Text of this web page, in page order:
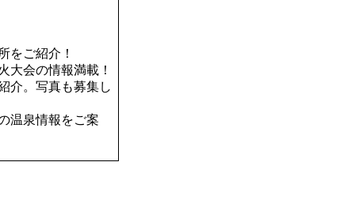
をご紹介！
大会の情報満載！
介。写真も募集し
温泉情報をご案